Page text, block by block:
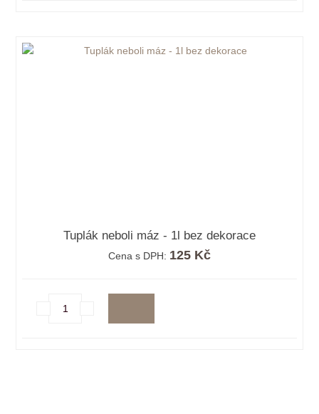
Tuplák neboli máz - 1l bez dekorace
Cena s DPH: 125 Kč